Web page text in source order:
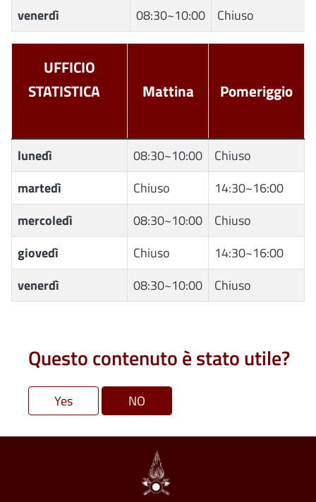
venerdì
08:30~10:00 Chiuso
UFFICIO
STATISTICA
Mattina Pomeriggio
lunedì 08:30~10:00
Chiuso
martedì
Chiuso
14:30~16:00
mercoledì
08:30~10:00
Chiuso
giovedì
Chiuso
14:30~16:00
venerdì
08:30~10:00 Chiuso
Questo contenuto è stato utile?